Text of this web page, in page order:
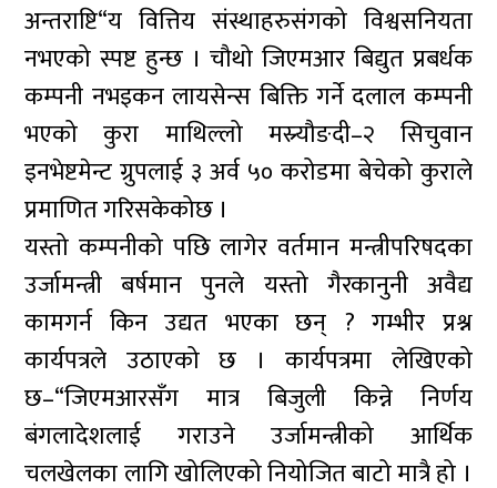
अन्तराष्टि“य वित्तिय संस्थाहरुसंगको विश्वसनियता
नभएको स्पष्ट हुन्छ । चौथो जिएमआर बिद्युत प्रबर्धक
कम्पनी नभइकन लायसेन्स बिक्ति गर्ने दलाल कम्पनी
भएको कुरा माथिल्लो मस्र्यौङदी–२ सिचुवान
इनभेष्टमेन्ट ग्रुपलाई ३ अर्व ५० करोडमा बेचेको कुराले
प्रमाणित गरिसकेकोछ ।
यस्तो कम्पनीको पछि लागेर वर्तमान मन्त्रीपरिषदका
उर्जामन्त्री बर्षमान पुनले यस्तो गैरकानुनी अवैद्य
कामगर्न किन उद्यत भएका छन् ? गम्भीर प्रश्न
कार्यपत्रले उठाएको छ । कार्यपत्रमा लेखिएको
छ–“जिएमआरसँग मात्र बिजुली किन्ने निर्णय
बंगलादेशलाई गराउने उर्जामन्त्रीको आर्थिक
चलखेलका लागि खोलिएको नियोजित बाटो मात्रै हो ।